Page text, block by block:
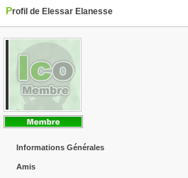
Profil de Elessar Elanesse
Informations Générales
Amis